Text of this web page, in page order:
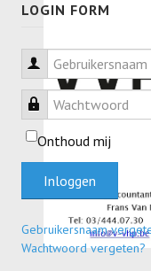
LOGIN FORM
Gebruikersnaam
Wachtwoord
Onthoud mij
Inloggen
Gebruikersnaam
Wachtwoord vergeten?